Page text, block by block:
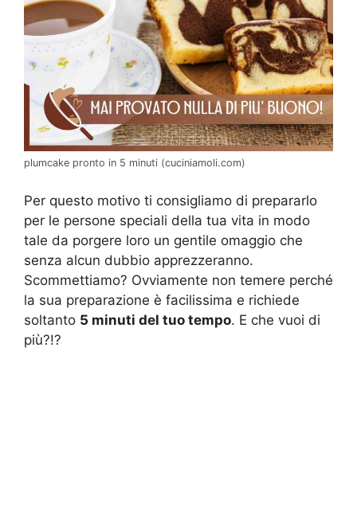
plumcake pronto in 5 minuti (cuciniamoli.com)
Per questo motivo ti consigliamo di prepararlo
per le persone speciali della tua vita in modo
tale da porgere loro un gentile omaggio che
senza alcun dubbio apprezzeranno.
Scommettiamo? Ovviamente non temere perché
la sua preparazione è facilissima e richiede
soltanto 5 minuti del tuo tempo. E che vuoi di
più?!?